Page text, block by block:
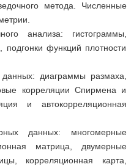
метода. Численные
анализа: гистограммы,
функций плотности
диаграммы размаха,
корреляции Спирмена и
и автокорреляционная
данных: многомерные
матрица, двумерные
корреляционная карта,